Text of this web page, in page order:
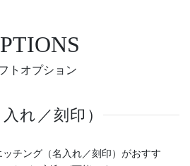
トオプション
れ／刻印）
チング（名入れ／刻印）がおすす